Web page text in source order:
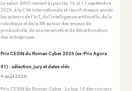
Le salon SIDO revient à Lyon les 16 et 17 septembre
2026, à la Cité Internationale et réunit chaque année
les acteurs de l’IoT, de l’intelligence artificielle, de la
robotique et de la XR autour des enjeux de
productivité, de souveraineté et de décarbonation
des entreprises.
Prix CESIN du Roman Cyber 2026 (ex-Prix Agora
41) : sélection, jury et dates clés
4 août 2026
Prix CESIN du Roman Cyber : Le top 10 des romans